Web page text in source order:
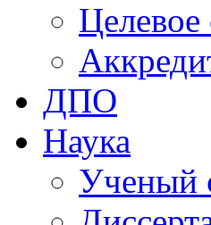
Целевое
ДПО
Наука
Ученый